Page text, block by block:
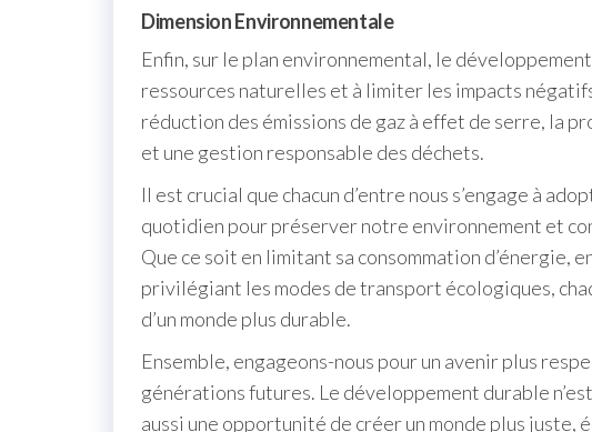
Dimension Environnementale
Enfin, sur le plan environnemental, le
ressources naturelles et à limiter les impacts
réduction des émissions de gaz à effet de serre, la
et une gestion responsable des déchets.
Il est crucial que chacun d’entre nous s’engage à
quotidien pour préserver notre environnement et
Que ce soit en limitant sa consommation d’énergie,
privilégiant les modes de transport écologiques,
d’un monde plus durable.
Ensemble, engageons-nous pour un avenir plus
générations futures. Le développement durable
aussi une opportunité de créer un monde plus juste,